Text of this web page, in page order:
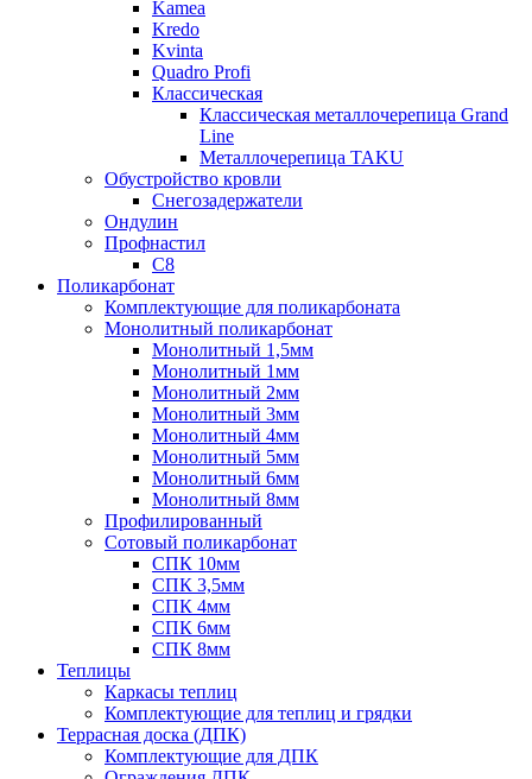
Kamea
Kredo
Kvinta
Quadro Profi
Классическая
Классическая металлочерепица Grand
Line
Металлочерепица TAKU
Обустройство кровли
Снегозадержатели
Ондулин
Профнастил
С8
Поликарбонат
Комплектующие для поликарбоната
Монолитный поликарбонат
Монолитный 1,5мм
Монолитный 1мм
Монолитный 2мм
Монолитный 3мм
Монолитный 4мм
Монолитный 5мм
Монолитный 6мм
Монолитный 8мм
Профилированный
Сотовый поликарбонат
СПК 10мм
СПК 3,5мм
СПК 4мм
СПК 6мм
СПК 8мм
Теплицы
Каркасы теплиц
Комплектующие для теплиц и грядки
Террасная доска (ДПК)
Комплектующие для ДПК